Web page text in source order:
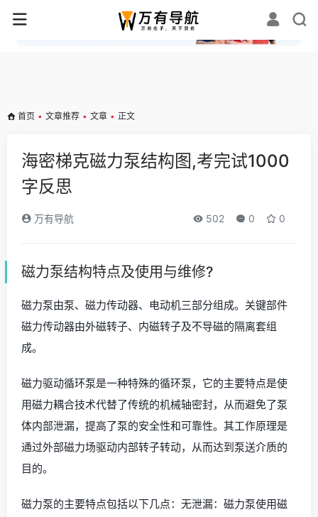
✕
首页 • 文章推荐 • 文章 • 正文
海密梯克磁力泵结构图,考完试1000
字反思
万有导航 502 0 0
磁力泵结构特点及使用与维修?
磁力泵由泵、磁力传动器、电动机三部分组成。关键部件
磁力传动器由外磁转子、内磁转子及不导磁的隔离套组
成。
磁力驱动循环泵是一种特殊的循环泵，它的主要特点是使
用磁力耦合技术代替了传统的机械轴密封，从而避免了泵
体内部泄漏，提高了泵的安全性和可靠性。其工作原理是
通过外部磁力场驱动内部转子转动，从而达到泵送介质的
目的。
磁力泵的主要特点包括以下几点：无泄漏：磁力泵使用磁